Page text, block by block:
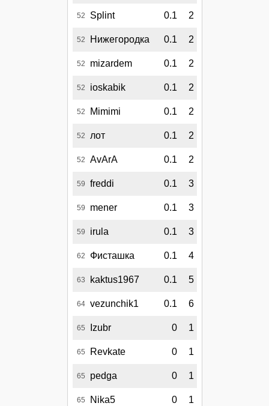
52 Splint 0.1 2
52 Нижегородка 0.1 2
52 mizardem 0.1 2
52 ioskabik 0.1 2
52 Mimimi 0.1 2
52 лот 0.1 2
52 AvArA 0.1 2
59 freddi 0.1 3
59 mener 0.1 3
59 irula 0.1 3
62 Фисташка 0.1 4
63 kaktus1967 0.1 5
64 vezunchik1 0.1 6
65 Izubr 0 1
65 Revkate 0 1
65 pedga 0 1
65 Nika5 0 1